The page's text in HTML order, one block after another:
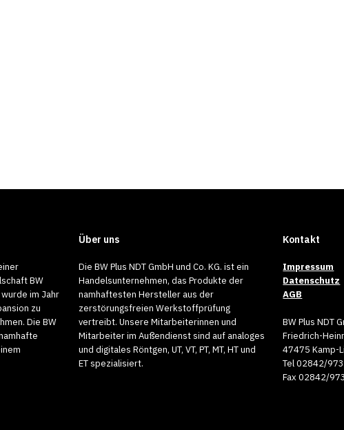
ICM – Mobiles
B Serie Tragbare und batteriebetriebene Röntgenröhre für den
Die Röntgengeneratoren CP-B sind so…
Januar 2020
BW
wurde im Jahr
zu
Die BW
Über uns
Die BW Plus NDT GmbH und Co. KG. ist ein
Handelsunternehmen, das Produkte der
namhaftesten Hersteller aus der
zerstörungsfreien Werkstoffprüfung
vertreibt. Unsere Mitarbeiterinnen und
Mitarbeiter im Außendienst sind auf analoges
und digitales Röntgen, UT, VT, PT, MT, HT und
ET spezialisiert.
Kontakt
Impressum
Datenschutz
AGB
BW Plus NDT
Friedrich-
47475 Kamp-
Tel 02842/
Fax 02842/